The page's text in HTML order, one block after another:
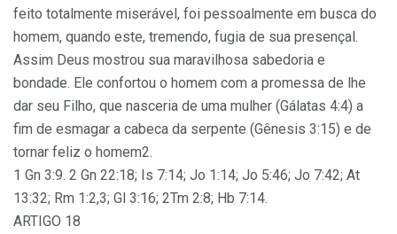
feito totalmente miserável, foi pessoalmente em busca do
homem, quando este, tremendo, fugia de sua presençal.
Assim Deus mostrou sua maravilhosa sabedoria e
bondade. Ele confortou o homem com a promessa de lhe
dar seu Filho, que nasceria de uma mulher (Gálatas 4:4) a
fim de esmagar a cabeca da serpente (Gênesis 3:15) e de
tornar feliz o homem2.
1 Gn 3:9. 2 Gn 22:18; Is 7:14; Jo 1:14; Jo 5:46; Jo 7:42; At
13:32; Rm 1:2,3; Gl 3:16; 2Tm 2:8; Hb 7:14.
ARTIGO 18